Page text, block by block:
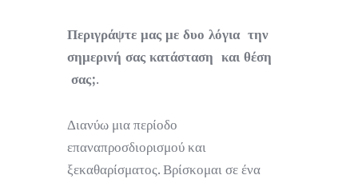
Περιγράψτε μας με δυο λόγια την
σημερινή σας κατάσταση και θέση
σας;.
Διανύω μια περίοδο
επαναπροσδιορισμού και
ξεκαθαρίσματος. Βρίσκομαι σε ένα